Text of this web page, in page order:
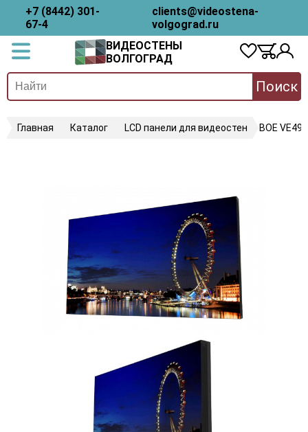
+7 (8442) 301-
67-4
clients@videostena-
volgograd.ru
ВИДЕОСТЕНЫ
ВОЛГОГРАД
Поиск
Главная Каталог LCD панели для видеостен BOE